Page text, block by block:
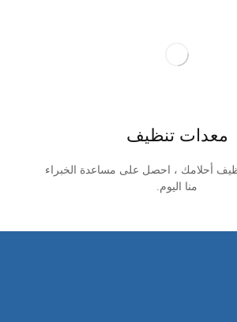
معدات تنظيف
أحلامك ، احصل على مساعدة الخبراء
منا اليوم.